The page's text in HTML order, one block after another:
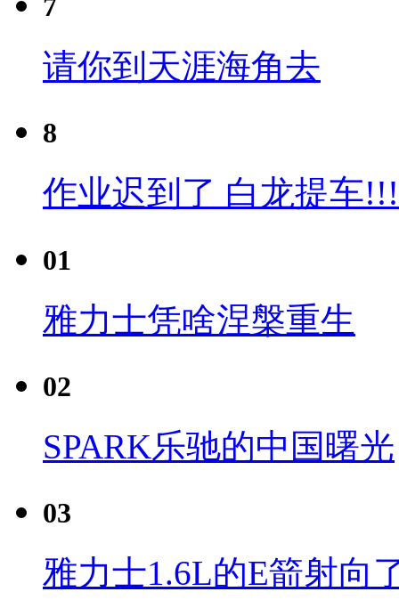
请你到天涯海角去
8
作业迟到了 白龙提车
01
雅力士凭啥涅槃重生
02
SPARK乐驰的中国曙光
03
雅力士1.6L的E箭射向